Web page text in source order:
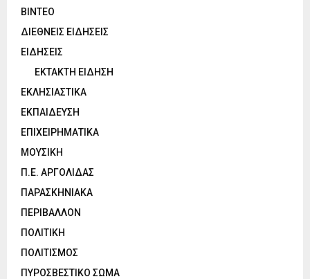
ΒΙΝΤΕΟ
ΔΙΕΘΝΕΙΣ ΕΙΔΗΣΕΙΣ
ΕΙΔΗΣΕΙΣ
ΕΚΤΑΚΤΗ ΕΙΔΗΣΗ
ΕΚΛΗΣΙΑΣΤΙΚΑ
ΕΚΠΑΙΔΕΥΣΗ
ΕΠΙΧΕΙΡΗΜΑΤΙΚΑ
ΜΟΥΣΙΚΗ
Π.Ε. ΑΡΓΟΛΙΔΑΣ
ΠΑΡΑΣΚΗΝΙΑΚΑ
ΠΕΡΙΒΑΛΛΟΝ
ΠΟΛΙΤΙΚΗ
ΠΟΛΙΤΙΣΜΟΣ
ΠΥΡΟΣΒΕΣΤΙΚΟ ΣΩΜΑ